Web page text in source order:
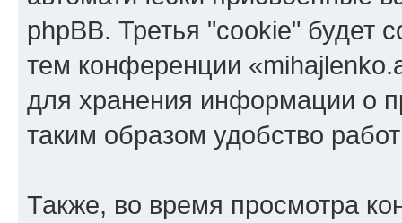
phpBB. Третья "cookie" будет
тем конференции
для хранения информации о
таким образом удобство
Также, во время просмотра